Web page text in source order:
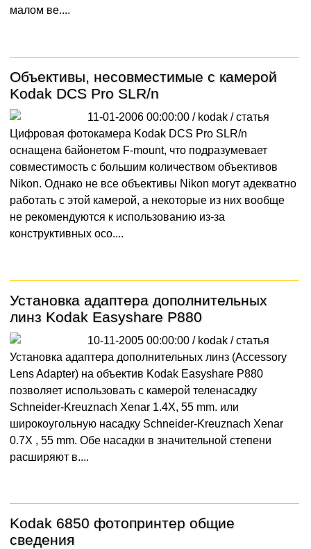
малом ве....
Объективы, несовместимые с камерой
Kodak DCS Pro SLR/n
11-01-2006 00:00:00 / kodak /статья
Цифровая фотокамера Kodak DCS Pro SLR/n
оснащена байонетом F-mount, что подразумевает
совместимость с большим количеством объективов
Nikon. Однако не все объективы Nikon могут адекватно
работать с этой камерой, а некоторые из них вообще
не рекомендуются к использованию из-за
конструктивных осо....
Установка адаптера дополнительных
линз Kodak Easyshare P880
10-11-2005 00:00:00 / kodak /статья
Установка адаптера дополнительных линз (Accessory
Lens Adapter) на объектив Kodak Easyshare P880
позволяет использовать с камерой теленасадку
Schneider-Kreuznach Xenar 1.4X, 55 mm. или
широкоугольную насадку Schneider-Kreuznach Xenar
0.7X , 55 mm. Обе насадки в значительной степени
расширяют в....
Kodak 6850 фотопринтер общие
сведения